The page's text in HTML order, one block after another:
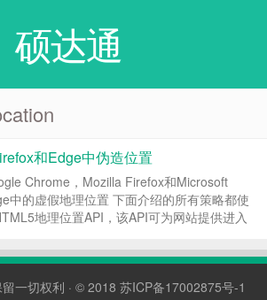
硕达通
和Edge中伪造位置
Chrome，Mozilla Firefox和Microsoft
中的虚假地理位置 下面介绍的所有策略都使
地理位置API，该API可为网站提供进入
身体位置信息。在如此精细的阶段访问信息会
一切权利 · © 2018 苏ICP备17002875号-1